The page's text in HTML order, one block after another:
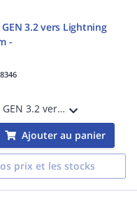
GEN 3.2 vers Lightning
-
Cordon USB C GEN 3.2 vers Lightning Mâle/Mâle - 2m - Fonction PD 60W - Compatible tous chargeurs de 18 à 60W - Mode vidéo : Alternate mode, thunderbolt mode
Ajouter au panier
prix et les stocks